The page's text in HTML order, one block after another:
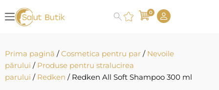
0
Prima pagină /Cosmetica pentru par / Nevoile
părului / Produse pentru stralucirea
parului / Redken / Redken All Soft Shampoo 300 ml